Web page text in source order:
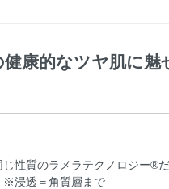
康的なツヤ肌に魅
性質のラメラテクノロジー
※浸透＝角質層まで